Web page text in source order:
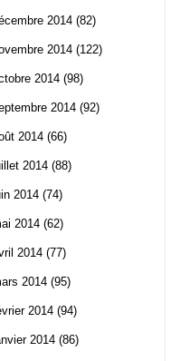
2014 (82)
2014 (122)
2014 (98)
2014 (92)
2014 (66)
2014 (88)
2014 (74)
2014 (62)
2014 (77)
2014 (95)
2014 (94)
2014 (86)